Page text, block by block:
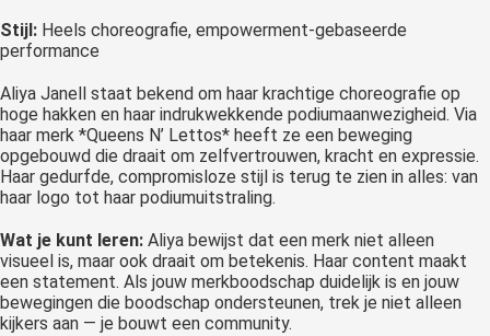
Stijl: Heels choreografie, empowerment-gebaseerde
performance
Aliya Janell staat bekend om haar krachtige choreografie op
hoge hakken en haar indrukwekkende podiumaanwezigheid. Via
haar merk *Queens N’ Lettos* heeft ze een beweging
opgebouwd die draait om zelfvertrouwen, kracht en expressie.
Haar gedurfde, compromisloze stijl is terug te zien in alles: van
haar logo tot haar podiumuitstraling.
Wat je kunt leren: Aliya bewijst dat een merk niet alleen
visueel is, maar ook draait om betekenis. Haar content maakt
een statement. Als jouw merkboodschap duidelijk is en jouw
bewegingen die boodschap ondersteunen, trek je niet alleen
kijkers aan — je bouwt een community.